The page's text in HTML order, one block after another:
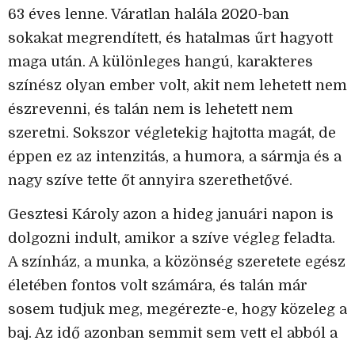
63 éves lenne. Váratlan halála 2020-ban
sokakat megrendített, és hatalmas űrt hagyott
maga után. A különleges hangú, karakteres
színész olyan ember volt, akit nem lehetett nem
észrevenni, és talán nem is lehetett nem
szeretni. Sokszor végletekig hajtotta magát, de
éppen ez az intenzitás, a humora, a sármja és a
nagy szíve tette őt annyira szerethetővé.
Gesztesi Károly azon a hideg januári napon is
dolgozni indult, amikor a szíve végleg feladta.
A színház, a munka, a közönség szeretete egész
életében fontos volt számára, és talán már
sosem tudjuk meg, megérezte-e, hogy közeleg a
baj. Az idő azonban semmit sem vett el abból a